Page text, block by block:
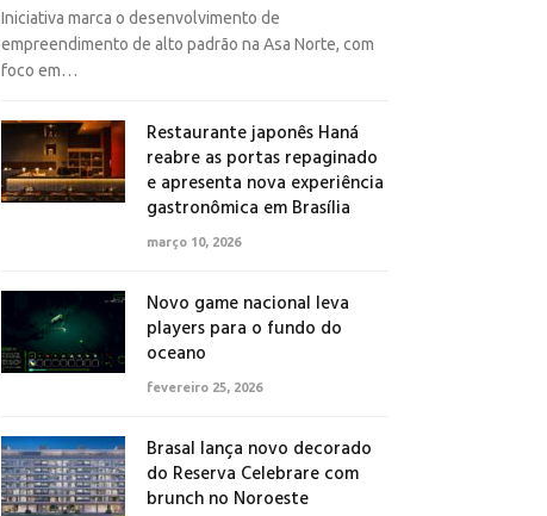
Iniciativa marca o desenvolvimento de
empreendimento de alto padrão na Asa Norte, com
foco em…
Restaurante japonês Haná
reabre as portas repaginado
e apresenta nova experiência
gastronômica em Brasília
março 10, 2026
Novo game nacional leva
players para o fundo do
oceano
fevereiro 25, 2026
Brasal lança novo decorado
do Reserva Celebrare com
brunch no Noroeste